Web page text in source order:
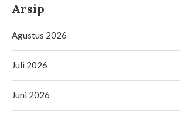
Arsip
Agustus 2026
Juli 2026
Juni 2026